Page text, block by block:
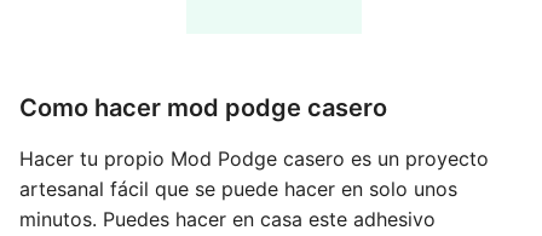
Como hacer mod podge casero
Hacer tu propio Mod Podge casero es un proyecto
artesanal fácil que se puede hacer en solo unos
minutos. Puedes hacer en casa este adhesivo